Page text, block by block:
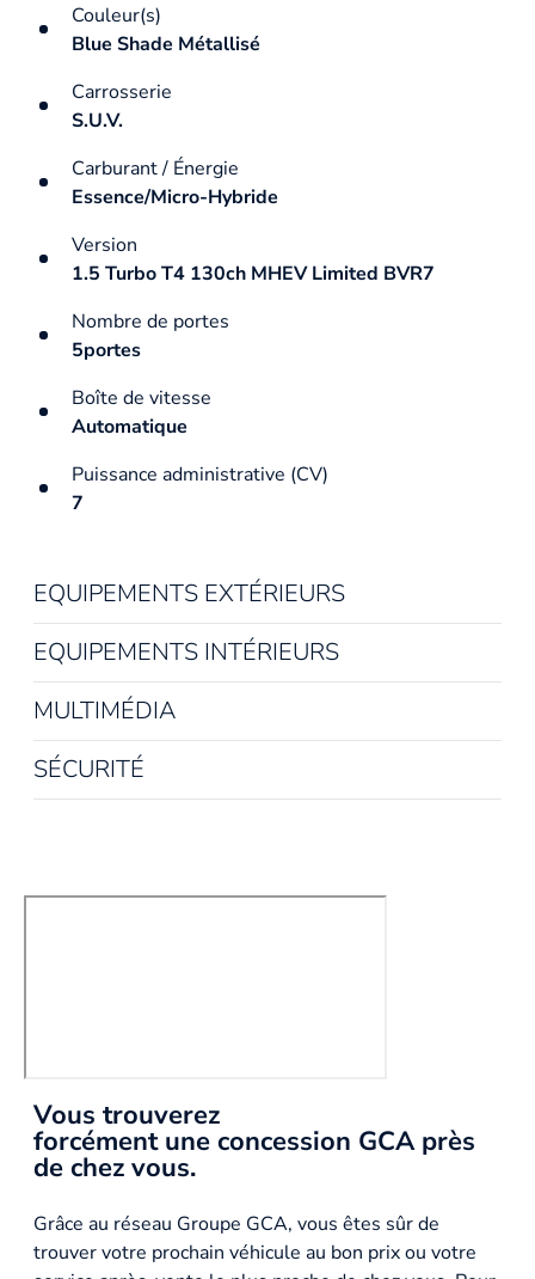
Couleur(s)
Blue Shade Métallisé
Carrosserie
S.U.V.
Carburant / Énergie
Essence/Micro-Hybride
Version
1.5 Turbo T4 130ch MHEV Limited BVR7
Nombre de portes
5portes
Boîte de vitesse
Automatique
Puissance administrative (CV)
7
EQUIPEMENTS EXTÉRIEURS
EQUIPEMENTS INTÉRIEURS
MULTIMÉDIA
SÉCURITÉ
Vous trouverez
forcément une concession GCA près
de chez vous.
Grâce au réseau Groupe GCA, vous êtes sûr de
trouver votre prochain véhicule au bon prix ou votre